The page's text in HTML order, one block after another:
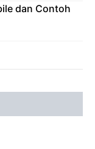
dan Contoh